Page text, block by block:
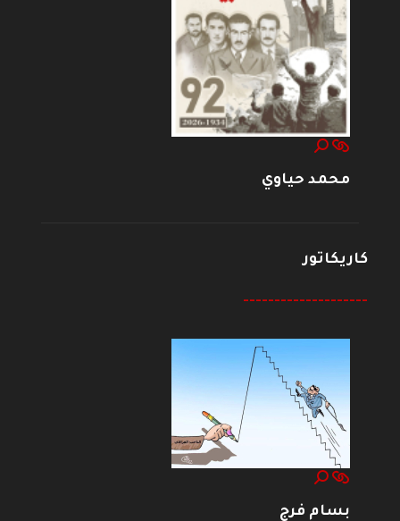
محمد حياوي
كاريكاتور
--------------------
بسام فرج